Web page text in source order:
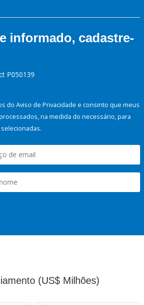
informado, cadastre-
P050139
do Aviso de Privacidade e consinto que meus
na medida do necessário, para
(US$ Milhões)